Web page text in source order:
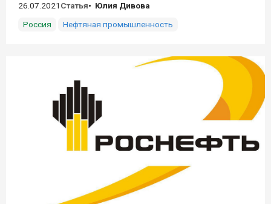
26.07.2021 Статья
Юлия Дивова
Россия
Нефтяная промышленность